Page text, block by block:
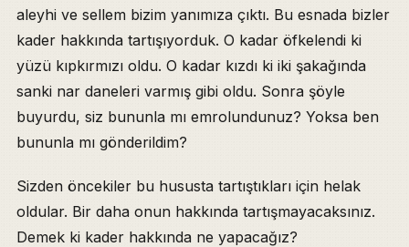
aleyhi ve sellem bizim yanımıza çıktı. Bu esnada bizler
kader hakkında tartışıyorduk. O kadar öfkelendi ki
yüzü kıpkırmızı oldu. O kadar kızdı ki iki şakağında
sanki nar daneleri varmış gibi oldu. Sonra şöyle
buyurdu, siz bununla mı emrolundunuz? Yoksa ben
bununla mı gönderildim?
Sizden öncekiler bu hususta tartıştıkları için helak
oldular. Bir daha onun hakkında tartışmayacaksınız.
Demek ki kader hakkında ne yapacağız?